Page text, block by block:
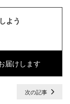
しよう
届けします
次の記事